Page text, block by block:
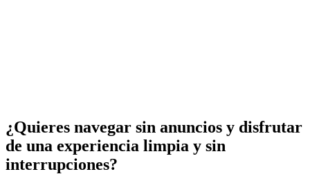
¿Quieres navegar sin anuncios y disfrutar
de una experiencia limpia y sin
interrupciones?